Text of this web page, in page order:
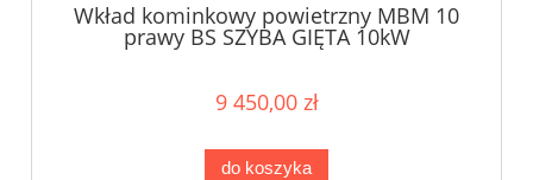
Wkład kominkowy powietrzny MBM 10
prawy BS SZYBA GIĘTA 10kW
9 450,00 zł
do koszyka